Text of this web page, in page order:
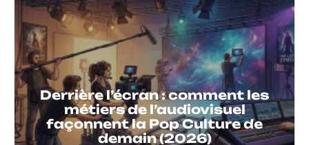
Derrière l’écran : comment les
métiers de l’audiovisuel
façonnent la Pop Culture de
demain (2026)